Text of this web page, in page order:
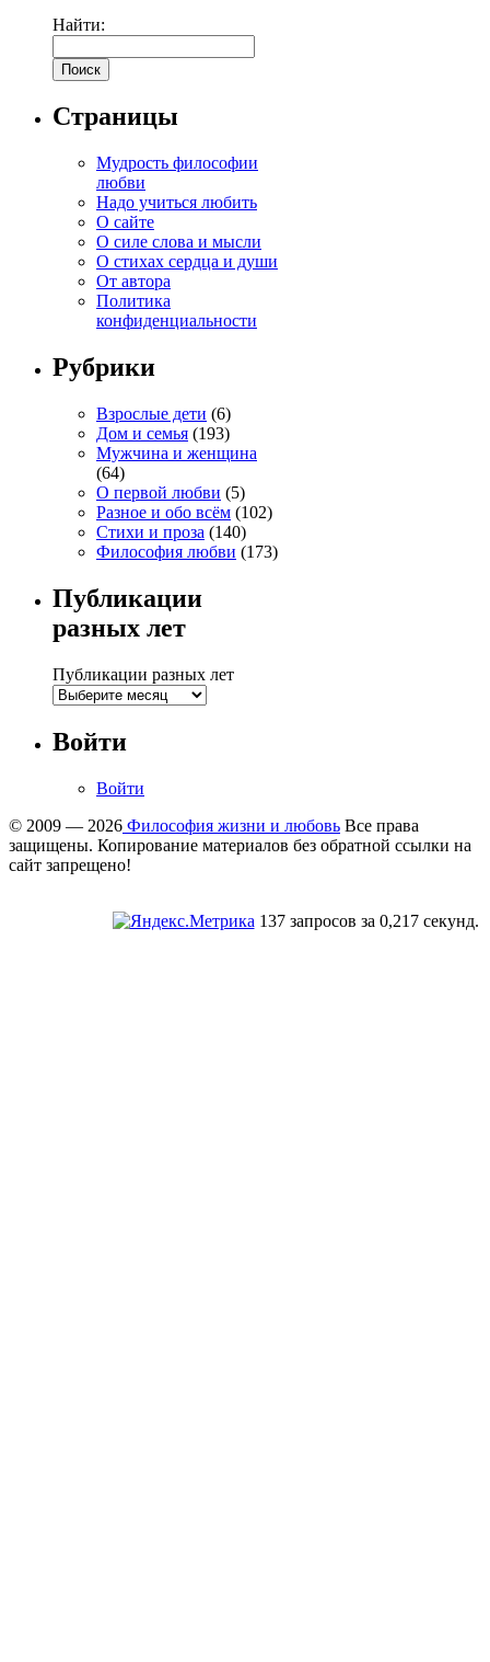
Найти:
Страницы
Мудрость философии
любви
Надо учиться любить
О сайте
О силе слова и мысли
О стихах сердца и души
От автора
Политика
конфиденциальности
Рубрики
Взрослые дети (6)
Дом и семья (193)
Мужчина и женщина
(64)
О первой любви (5)
Разное и обо всём (102)
Стихи и проза (140)
Философия любви (173)
Публикации
разных лет
Публикации разных лет
Войти
Войти
© 2009 — 2026 Философия жизни и любовь Все права
защищены. Копирование материалов без обратной ссылки на
сайт запрещено!
137 запросов за 0,217 секунд.